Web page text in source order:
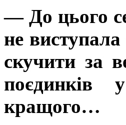
— До цього
не
скучити за
поєдинків
кращого…